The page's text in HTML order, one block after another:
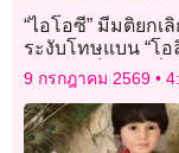
“ไอโอซี” มีมติยกเ
ระงับโทษแบน “โ
รัสเซีย” เป็นการชั่ว
9 กรกฎาคม 2569